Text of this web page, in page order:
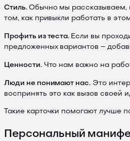
Стиль. Обычно мы рассказываем,
том, как привыкли работать в
Профить из теста. Если вы
предложенных вариантов –
Ценности.Что нам важно на
Люди не понимают нас. Это
воспринять это как вызов своей
Такие карточки помогают лучше
Персональный